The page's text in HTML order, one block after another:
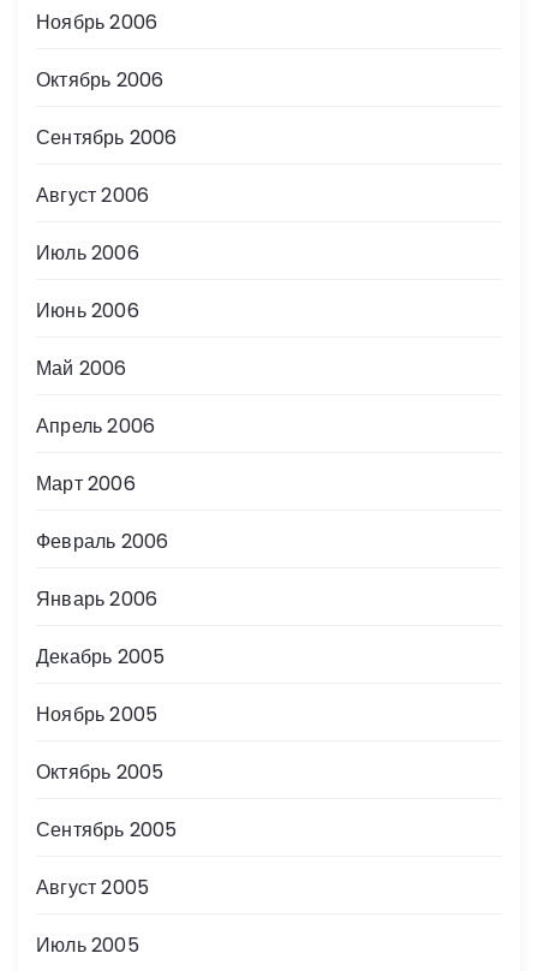
Ноябрь 2006
Октябрь 2006
Сентябрь 2006
Август 2006
Июль 2006
Июнь 2006
Май 2006
Апрель 2006
Март 2006
Февраль 2006
Январь 2006
Декабрь 2005
Ноябрь 2005
Октябрь 2005
Сентябрь 2005
Август 2005
Июль 2005